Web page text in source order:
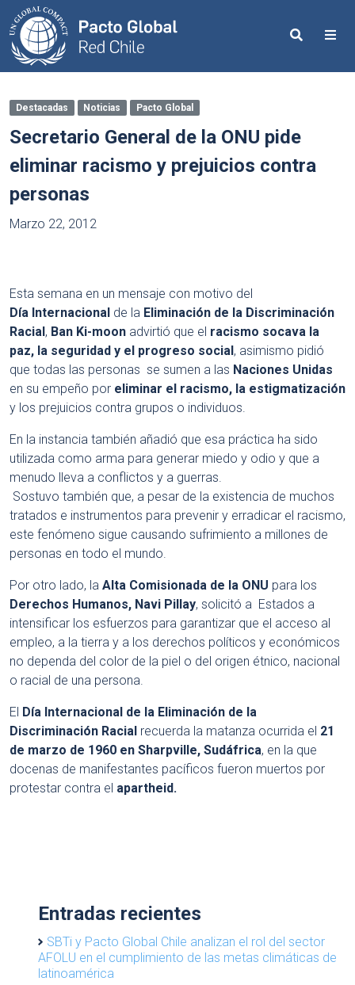
Search
Destacadas Noticias Pacto Global
Secretario General de la ONU pide
eliminar racismo y prejuicios contra
personas
Marzo 22, 2012
Esta semana en un mensaje con motivo del
Día Internacional de la Eliminación de la Discriminación
Racial, Ban Ki-moon advirtió que el racismo socava la
paz, la seguridad y el progreso social, asimismo pidió
que todas las personas se sumen a las Naciones Unidas
en su empeño por eliminar el racismo, la estigmatización
y los prejuicios contra grupos o individuos.
En la instancia también añadió que esa práctica ha sido
utilizada como arma para generar miedo y odio y que a
menudo lleva a conflictos y a guerras.
Sostuvo también que, a pesar de la existencia de muchos
tratados e instrumentos para prevenir y erradicar el racismo,
este fenómeno sigue causando sufrimiento a millones de
personas en todo el mundo.
Por otro lado, la Alta Comisionada de la ONU para los
Derechos Humanos, Navi Pillay, solicitó a Estados a
intensificar los esfuerzos para garantizar que el acceso al
empleo, a la tierra y a los derechos políticos y económicos
no dependa del color de la piel o del origen étnico, nacional
o racial de una persona.
El Día Internacional de la Eliminación de la
Discriminación Racial recuerda la matanza ocurrida el 21
de marzo de 1960 en Sharpville, Sudáfrica, en la que
docenas de manifestantes pacíficos fueron muertos por
protestar contra el apartheid.
Entradas recientes
SBTi y Pacto Global Chile analizan el rol del sector
AFOLU en el cumplimiento de las metas climáticas de
latinoamérica